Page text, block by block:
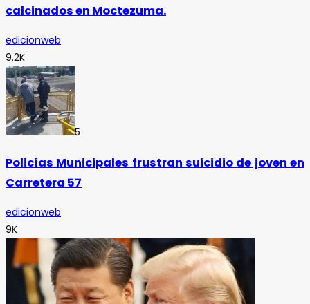
calcinados en Moctezuma.
edicionweb
9.2K
5
Policías Municipales frustran suicidio de joven en
Carretera 57
edicionweb
9K